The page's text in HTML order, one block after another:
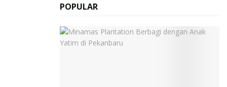
POPULAR